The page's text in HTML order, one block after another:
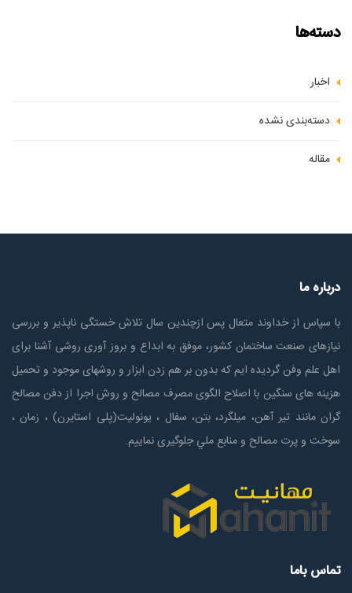
دسته‌ها
اخبار
دسته‌بندی نشده
مقاله
درباره ما
با سپاس از خداوند متعال پس ازچندين سال تلاش خستگی ناپذير و بررسی
نیازهای صنعت ساختمان كشور، موفق به ابداع و بروز آوری روشی آشنا برای
اهل علم وفن گردیده ایم که بدون بر هم زدن ابزار و روشهای موجود و تحمیل
هزینه های سنگین با اصلاح الگوی مصرف مصالح و روش اجرا از دفن مصالح
گران مانند تیر آهن، میلگرد، بتن، سفال ، یونولیت(پلی استايرن) ، زمان ،
سوخت و پرت مصالح و منابع ملي جلوگیری نماییم.
تماس باما